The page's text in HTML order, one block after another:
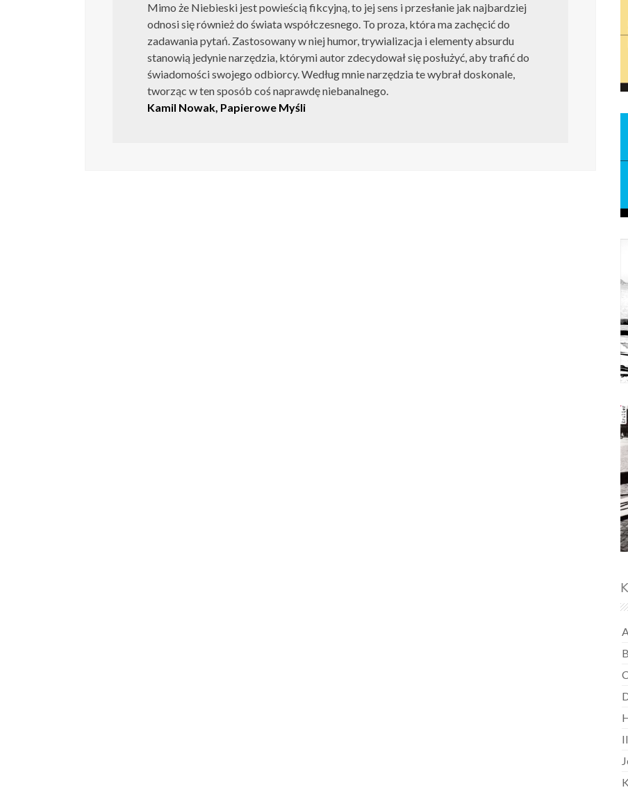
Mimo że Niebieski jest powieścią fikcyjną, to jej sens i przesłanie jak najbardziej
odnosi się również do świata współczesnego. To proza, która ma zachęcić do
zadawania pytań. Zastosowany w niej humor, trywializacja i elementy absurdu
stanowią jedynie narzędzia, którymi autor zdecydował się posłużyć, aby trafić do
świadomości swojego odbiorcy. Według mnie narzędzia te wybrał doskonale,
tworząc w ten sposób coś naprawdę niebanalnego.
Kamil Nowak, Papierowe Myśli